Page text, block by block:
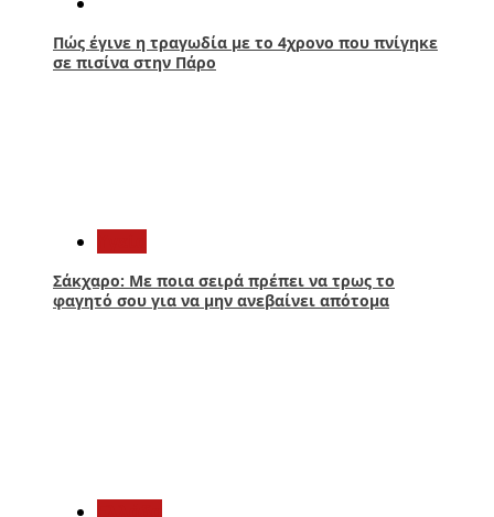
Πώς έγινε η τραγωδία με το 4χρονο που πνίγηκε
σε πισίνα στην Πάρο
Σάκχαρο: Με ποια σειρά πρέπει να τρως το
φαγητό σου για να μην ανεβαίνει απότομα